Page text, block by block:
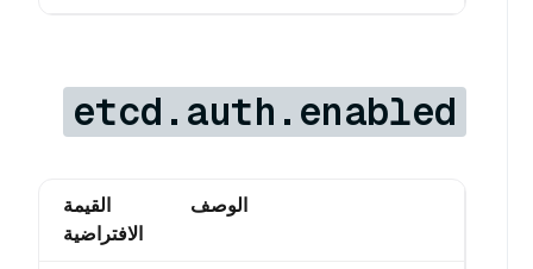
etcd.auth.enabled
الوصف
القيمة
الافتراضية